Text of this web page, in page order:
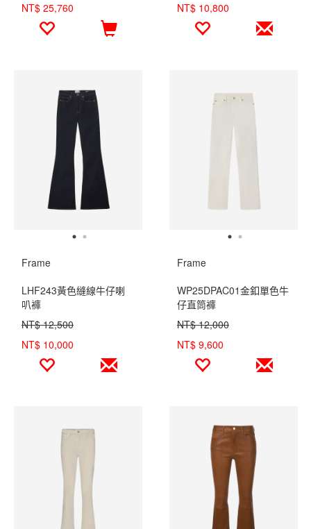
NT$ 25,760
NT$ 10,800
Frame
LHF243黃色縫線牛仔喇
叭褲
NT$ 12,500
NT$ 10,000
Frame
WP25DPAC01金釦單色牛
仔直筒褲
NT$ 12,000
NT$ 9,600